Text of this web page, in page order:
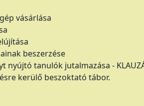
vásárlása
beszerzése
tanulók jutalmazása -
kerülő beszoktató tábor.